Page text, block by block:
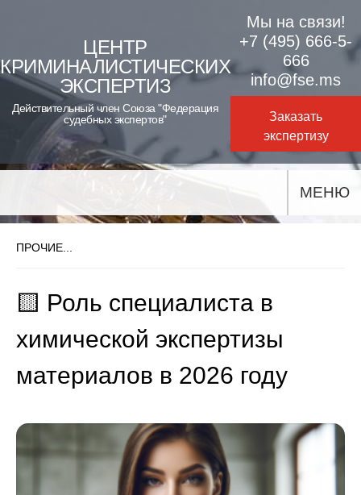
content
ЦЕНТР
КРИМИНАЛИСТИЧЕСКИХ
ЭКСПЕРТИЗ
Действительный член Союза "Федерация
судебных экспертов"
Мы на связи!
+7 (495) 666-5-
666
info@fse.ms
Заказать
экспертизу
МЕНЮ
ПРОЧИЕ...
🟨 Роль специалиста в
химической экспертизы
материалов в 2026 году